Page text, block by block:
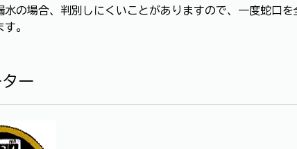
水の場合、判別しにくいことがありますので、一度蛇口
。
ー